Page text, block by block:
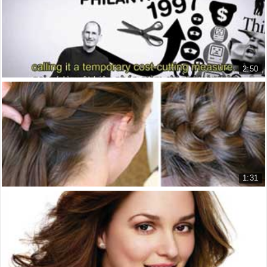
04:05
that on your laptop it's a good size, but when it gets on the
projection screen, it's
04:09
tiny; or it takes up too much space and it's too big.
...
04:15
Next up are the words or the text. So, there's been studies
done on how many lines of text
...
a human can absorb or understand, and any more than six,
you've lost the people. So,
try and keep on each slide one very simple image, with very
traditional clear text, and
2:50
Văn hóa doanh nghiệp “Không-Khác-Lắm” của Appl...
The 'Not-So-Different' Apple Cor...
12.042 lượt xem
1:31
Làm thế nào để bện (hay tết ) tóc kiểu Pháp
How to French Braid
12.479 lượt xem